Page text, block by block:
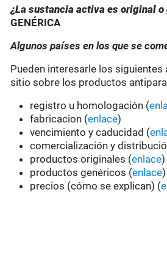
¿La sustancia activa es original o
GENÉRICA
Algunos países en los que se
Pueden interesarle los
sitio sobre los productos
registro u homologación (
fabricacion (enlace)
vencimiento y caducidad (
comercialización y
productos originales (enlace)
productos genéricos (enlace)
precios (cómo se explican) (